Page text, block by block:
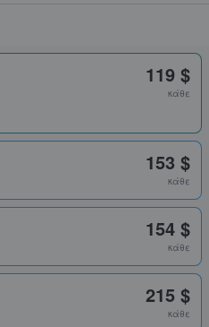
119 $
κάθε
153 $
κάθε
154 $
κάθε
215 $
κάθε